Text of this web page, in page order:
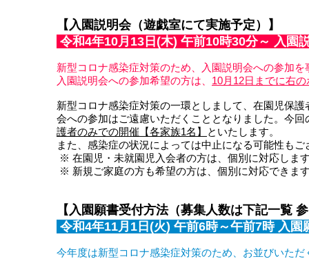
【入園説明会（遊戯室にて実施予定）】
令和4年10月13日(木) 午前10時30分～ 入園
新型コロナ感染症対策のため、入園説明会への参加
入園説明会への参加希望の方は、 10月12日までに右
新型コロナ感染症対策の一環としまして、在園児保
会への参加はご遠慮いただくこととなりました。今回
護者のみでの開催【各家族1名】
といたします。
また、感染症の状況によっては中止になる可能性も
※ 在園児・未就園児入会者の方は、個別に対応しま
※ 新規ご家庭の方も希望の方は、個別に対応できま
【入園願書受付方法（募集人数は下記一覧
令和4年11月1日(火) 午前6時～午前7時 入園
今年度は新型コロナ感染症対策のため、お並びいた